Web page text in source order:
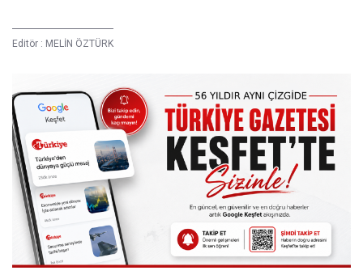
Editör : MELİN ÖZTÜRK